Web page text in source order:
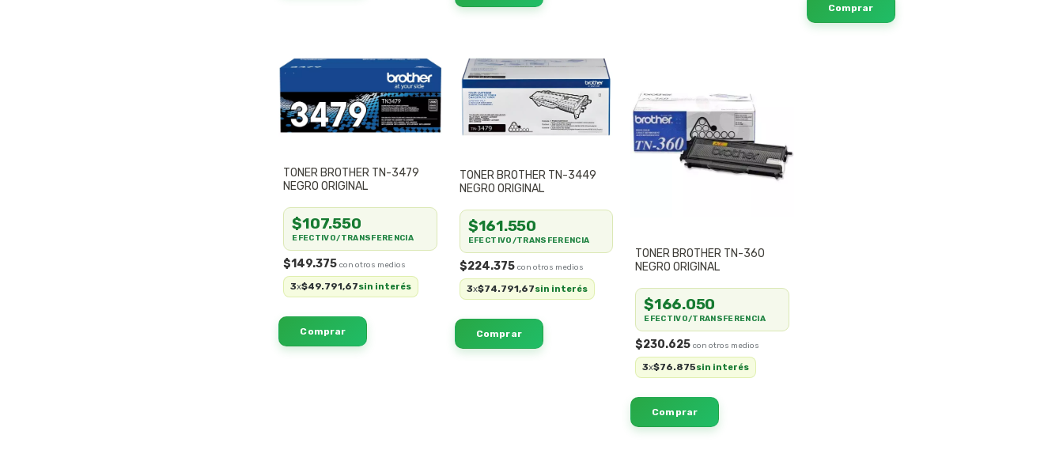
TONER BROTHER TN-3479
NEGRO ORIGINAL
$149.375
3x$49.791,67sin interés
$107.550
EFECTIVO/TRANSFERENCIA
TONER BROTHER TN-3449
NEGRO ORIGINAL
$224.375
3x$74.791,67sin interés
$161.550
EFECTIVO/TRANSFERENCIA
TONER BROTHER TN-360
NEGRO ORIGINAL
$230.625
3x$76.875sin interés
$166.050
EFECTIVO/TRANSFERENCIA